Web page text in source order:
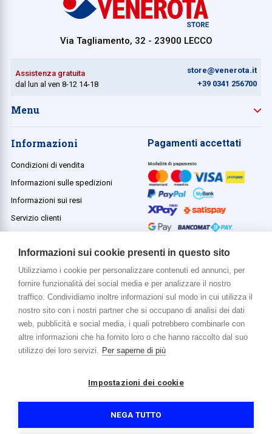
Via Tagliamento, 32 - 23900 LECCO
Assistenza gratuita
dal lun al ven 8-12 14-18
store@venerota.it
+39 0341 256700
Menu
Informazioni
Condizioni di vendita
Informazioni sulle spedizioni
Informazioni sui resi
Servizio clienti
Pagamenti accettati
Di più su di noi
www.venerota.it
P. IVA e Cod. Fiscale 01215890136
Registro imprese Lecco REA 174228
Informazioni sui cookie presenti in questo sito
Utilizziamo i cookie per personalizzare contenuti ed annunci, per
fornire funzionalità dei social media e per analizzare il nostro
traffico. Condividiamo inoltre informazioni sul modo in cui utilizza il
nostro sito con i nostri partner che si occupano di analisi dei dati
web, pubblicità e social media, i quali potrebbero combinarle con
altre informazioni che ha fornito loro o che hanno raccolto dal suo
utilizzo dei loro servizi. Per saperne di più
Impostazioni dei cookie
NEGA TUTTO